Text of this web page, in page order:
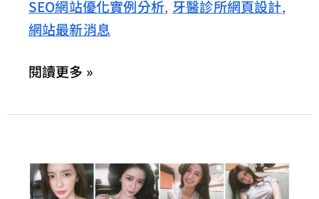
SEO網站優化實例分析, 牙醫診所網頁設計,
網站最新消息
形
矯
品
閱讀更多 »